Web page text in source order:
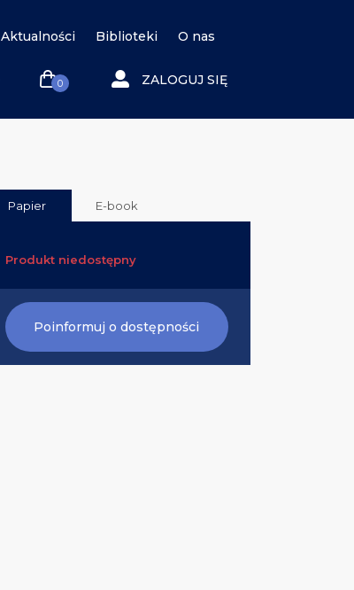
Aktualności Biblioteki O nas
0 ZALOGUJ SIĘ
Papier E-book
Produkt niedostępny
Poinformuj o dostępności